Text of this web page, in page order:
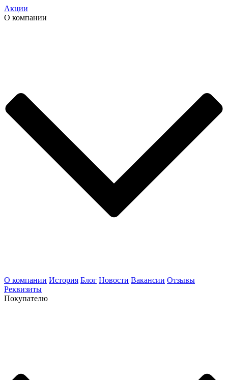
Акции
О компании
О компании История Блог Новости Вакансии Отзывы
Реквизиты
Покупателю